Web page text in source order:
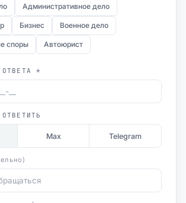
Административное дело
Бизнес Военное дело
споры Автоюрист
ОТВЕТА *
Max Telegram